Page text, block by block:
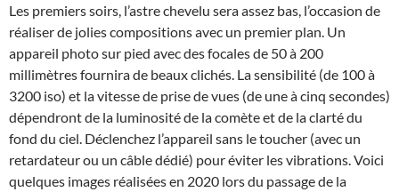
Les premiers soirs, l’astre chevelu sera assez bas, l’occasion de
réaliser de jolies compositions avec un premier plan. Un
appareil photo sur pied avec des focales de 50 à 200
millimètres fournira de beaux clichés. La sensibilité (de 100 à
3200 iso) et la vitesse de prise de vues (de une à cinq secondes)
dépendront de la luminosité de la comète et de la clarté du
fond du ciel. Déclenchez l’appareil sans le toucher (avec un
retardateur ou un câble dédié) pour éviter les vibrations. Voici
quelques images réalisées en 2020 lors du passage de la